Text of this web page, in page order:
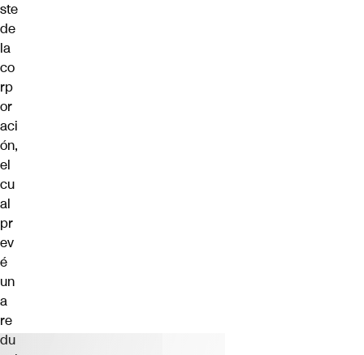
ste
de
la
co
rp
or
aci
ón,
el
cu
al
pr
ev
é
un
a
re
du